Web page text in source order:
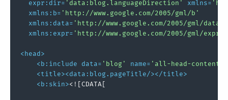
expr:dir= 'data:blog.languageDirection' xmlns=
xmlns:b= 'http://www.google.com/2005/gml/b'
xmlns:data= 'http://www.google.com/2005/gml/data'
xmlns:expr= 'http://www.google.com/2005/gml/expr'
<head>
<b:include data= 'blog' name= 'all-head-content'
<title><data:blog.pageTitle/></title>
<b:skin><![CDATA[